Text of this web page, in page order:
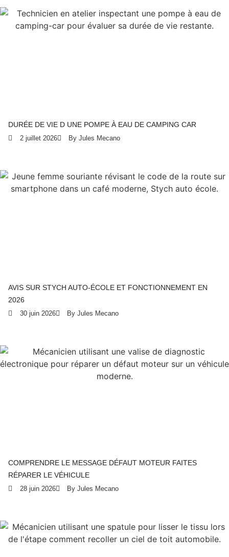
DURÉE DE VIE D UNE POMPE À EAU DE CAMPING CAR
2 juillet 2026 By Jules Mecano
AVIS SUR STYCH AUTO-ÉCOLE ET FONCTIONNEMENT EN
2026
30 juin 2026 By Jules Mecano
COMPRENDRE LE MESSAGE DÉFAUT MOTEUR FAITES
RÉPARER LE VÉHICULE
28 juin 2026 By Jules Mecano